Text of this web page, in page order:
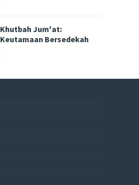
Khutbah Jum'at:
Keutamaan Bersedekah